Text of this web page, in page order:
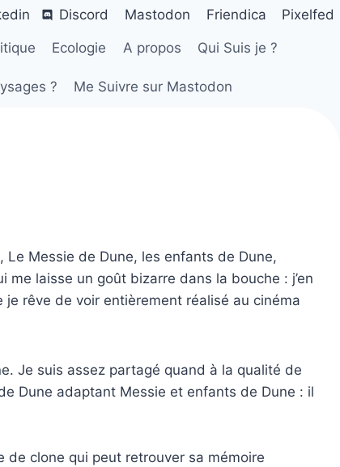
Discord Mastodon Friendica Pixelfed
Ecologie A propos Qui Suis je ?
? Me Suivre sur Mastodon
Le Messie de Dune, les enfants de Dune,
laisse un goût bizarre dans la bouche : j’en
rêve de voir entièrement réalisé au cinéma
Je suis assez partagé quand à la qualité de
Dune adaptant Messie et enfants de Dune : il
de clone qui peut retrouver sa mémoire